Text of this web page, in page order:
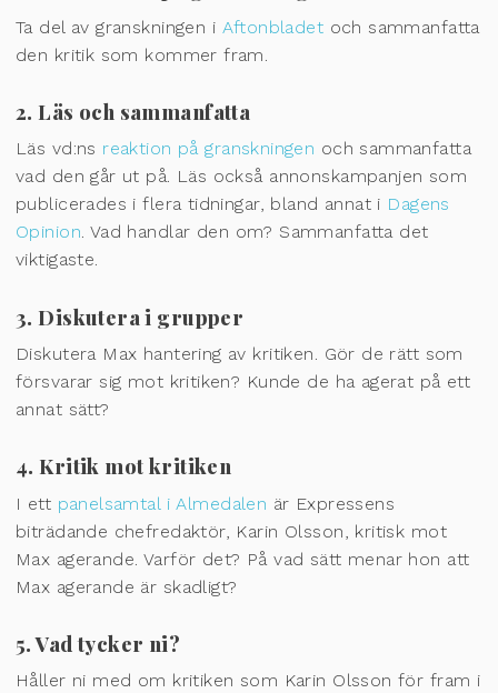
Ta del av granskningen i Aftonbladet och sammanfatta
den kritik som kommer fram.
2. Läs och sammanfatta
Läs vd:ns reaktion på granskningen och sammanfatta
vad den går ut på. Läs också annonskampanjen som
publicerades i flera tidningar, bland annat i Dagens
Opinion. Vad handlar den om? Sammanfatta det
viktigaste.
3. Diskutera i grupper
Diskutera Max hantering av kritiken. Gör de rätt som
försvarar sig mot kritiken? Kunde de ha agerat på ett
annat sätt?
4. Kritik mot kritiken
I ett panelsamtal i Almedalen är Expressens
biträdande chefredaktör, Karin Olsson, kritisk mot
Max agerande. Varför det? På vad sätt menar hon att
Max agerande är skadligt?
5. Vad tycker ni?
Håller ni med om kritiken som Karin Olsson för fram i